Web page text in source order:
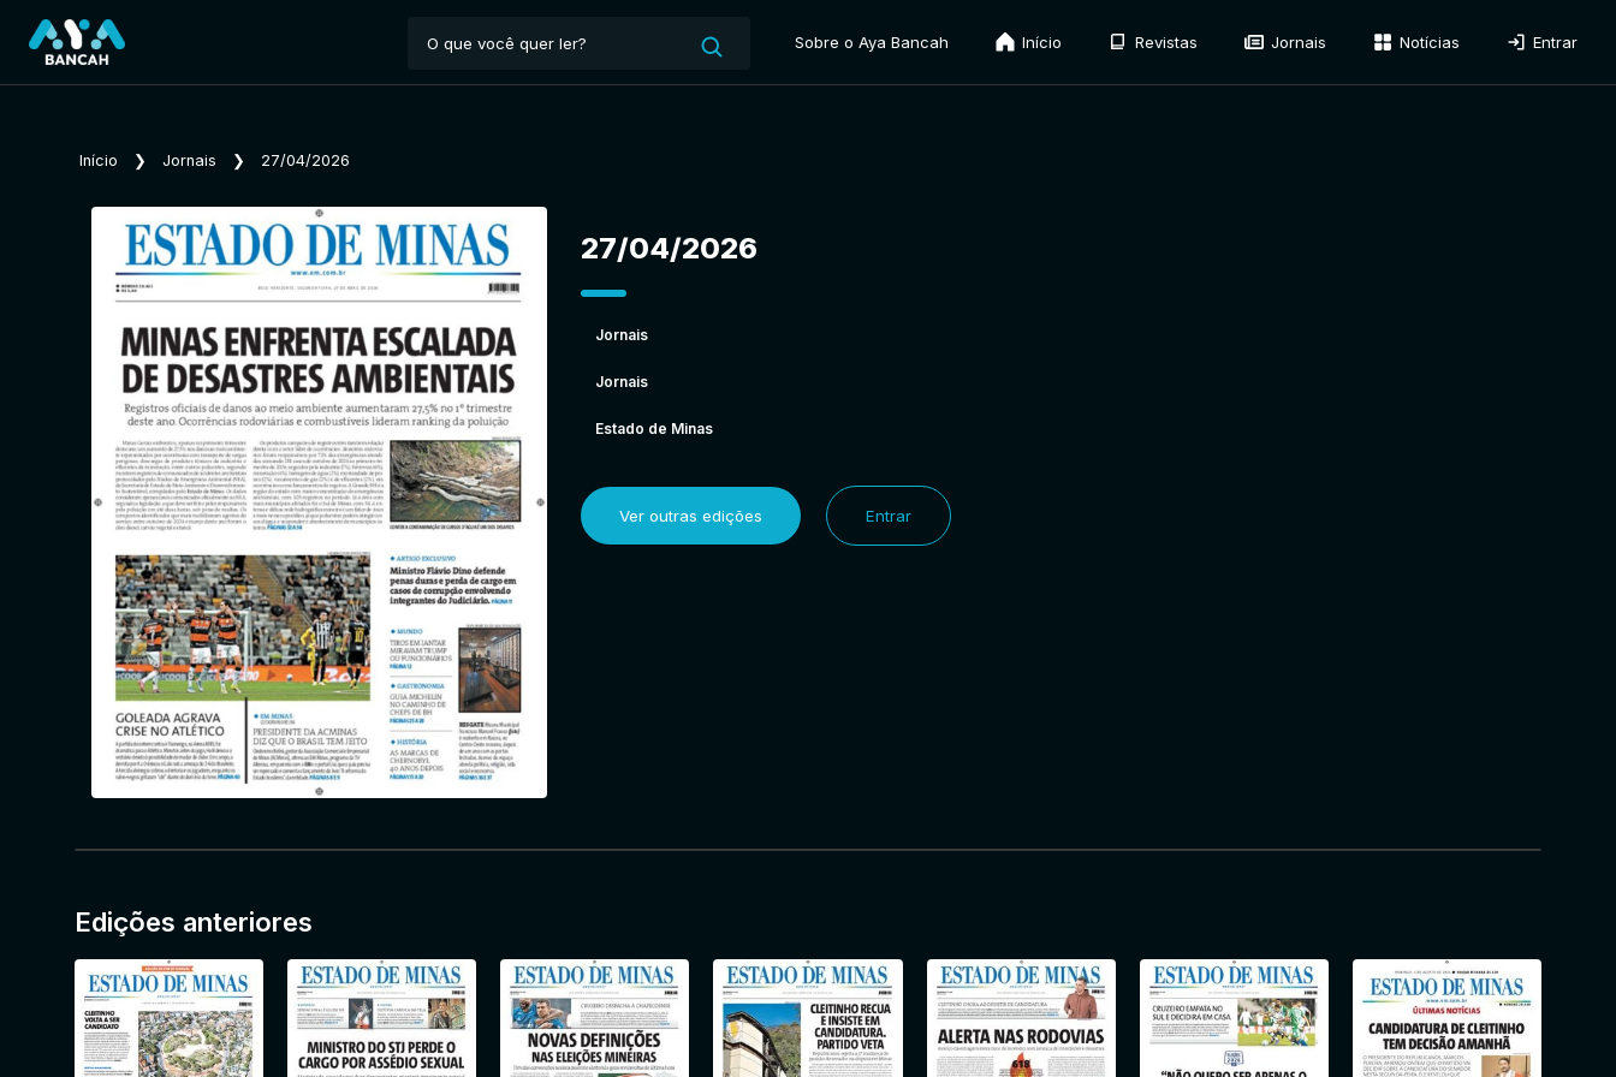
Sobre o Aya Bancah Início Revistas Jornais Notícias Entrar
Início ❯ Jornais ❯ 27/04/2026
27/04/2026
Jornais
Jornais
Estado de Minas
Ver outras edições Entrar
Edições anteriores